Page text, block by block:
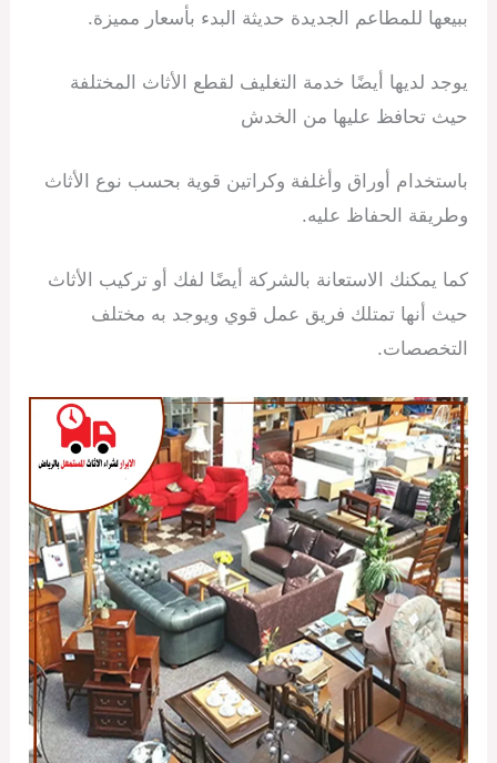
ببيعها للمطاعم الجديدة حديثة البدء بأسعار مميزة.
يوجد لديها أيضًا خدمة التغليف لقطع الأثاث المختلفة
حيث تحافظ عليها من الخدش
باستخدام أوراق وأغلفة وكراتين قوية بحسب نوع الأثاث
وطريقة الحفاظ عليه.
كما يمكنك الاستعانة بالشركة أيضًا لفك أو تركيب الأثاث
حيث أنها تمتلك فريق عمل قوي ويوجد به مختلف
التخصصات.